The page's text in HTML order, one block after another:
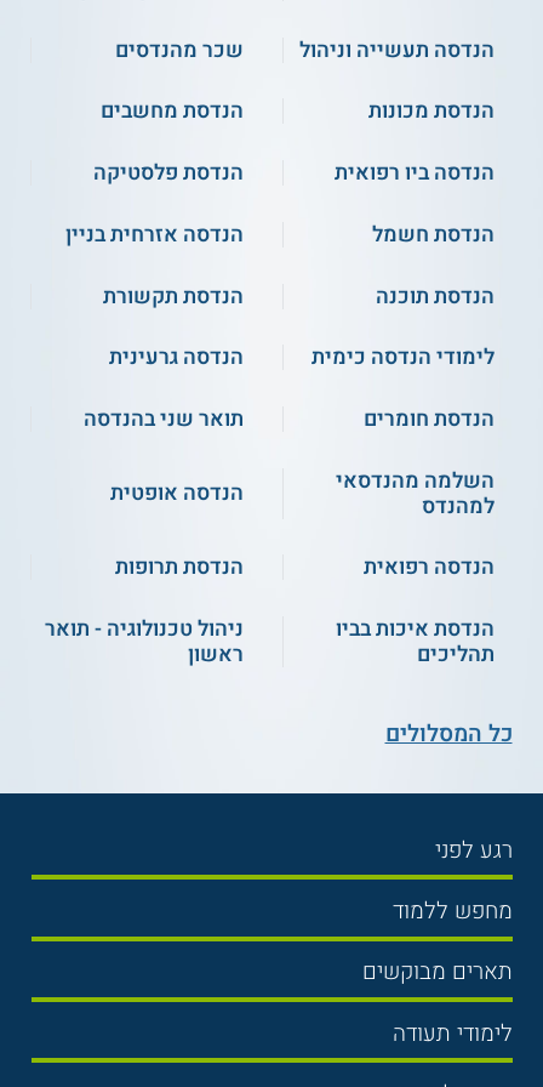
הנדסה תעשייה וניהול
שכר מהנדסים
הנדסת מכונות
הנדסת מחשבים
הנדסה ביו רפואית
הנדסת פלסטיקה
הנדסת חשמל
הנדסה אזרחית בניין
הנדסת תוכנה
הנדסת תקשורת
לימודי הנדסה כימית
הנדסה גרעינית
הנדסת חומרים
תואר שני בהנדסה
השלמה מהנדסאי
למהנדס
הנדסה אופטית
הנדסה רפואית
הנדסת תרופות
הנדסת איכות בביו
תהליכים
ניהול טכנולוגיה - תואר
ראשון
כל המסלולים
רגע לפני
בחירת לימודים
תנאי קבלה
שכר לימוד
אוניברסיטה
מכללות
מחפש ללמוד
תואר ראשון
תואר שני
הכנה לבגרות
תארים מבוקשים
משפטים
מנהל עסקים
לימודי תעודה